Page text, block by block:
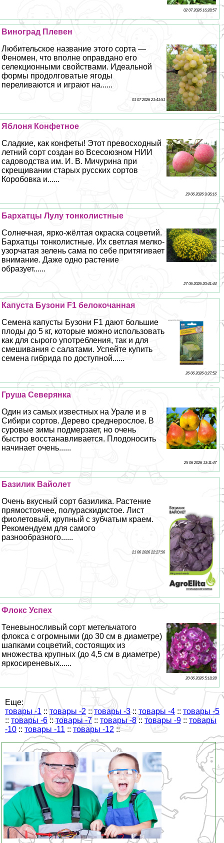
02 07 2026 16:28:57
Виноград Плевен
Любительское название этого сорта —
Феномен, что вполне оправдано его
селекционными свойствами. Идеальной
формы продолговатые ягоды
переливаются и играют на......
01 07 2026 21:41:51
Яблоня Конфетное
Сладкие, как конфеты! Этот превосходный
летний сорт создан во Всесоюзном НИИ
садоводства им. И. В. Мичурина при
скрещивании старых русских сортов
Коробовка и......
29 06 2026 9:36:16
Бархатцы Лулу тонколистные
Солнечная, ярко-жёлтая окраска соцветий.
Бархатцы тонколистные. Их светлая мелко-
узорчатая зелень сама по себе притягивает
внимание. Даже одно растение
образует......
27 06 2026 20:41:44
Капуста Бузони F1 белокочанная
Семена капусты Бузони F1 дают большие
плоды до 5 кг, которые можно использовать
как для сырого употрeбления, так и для
смешивания с салатами. Успейте купить
семена гибрида по доступной......
26 06 2026 0:27:52
Груша Северянка
Один из самых известных на Урале и в
Сибири сортов. Дерево среднерослое. В
суровые зимы подмерзает, но очень
быстро восстанавливается. Плодоносить
начинает очень......
25 06 2026 13:11:47
Базилик Вайолет
Очень вкусный сорт базилика. Растение
прямостоячее, полураскидистое. Лист
фиолетовый, крупный с зубчатым краем.
Рекомендуем для самого
разнообразного......
21 06 2026 22:27:56
Флокс Успех
Теневыносливый сорт метельчатого
флокса с огромными (до 30 см в диаметре)
шапками соцветий, состоящих из
множества крупных (до 4,5 см в диаметре)
яркосиреневых......
20 06 2026 5:18:28
Еще:
товары -1 :: товары -2 :: товары -3 :: товары -4 :: товары -5
:: товары -6 ::товары -7 :: товары -8 :: товары -9 :: товары
-10 :: товары -11 :: товары -12 ::